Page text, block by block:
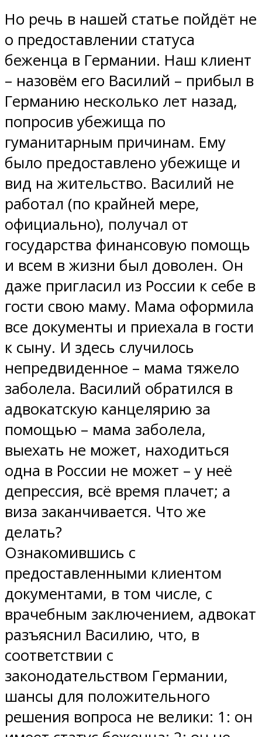
Но речь в нашей статье пойдёт не
о предоставлении статуса
беженца в Германии. Наш клиент
– назовём его Василий – прибыл в
Германию несколько лет назад,
попросив убежища по
гуманитарным причинам. Ему
было предоставлено убежище и
вид на жительство. Василий не
работал (по крайней мере,
официально), получал от
государства финансовую помощь
и всем в жизни был доволен. Он
даже пригласил из России к себе в
гости свою маму. Мама оформила
все документы и приехала в гости
к сыну. И здесь случилось
непредвиденное – мама тяжело
заболела. Василий обратился в
адвокатскую канцелярию за
помощью – мама заболела,
выехать не может, находиться
одна в России не может – у неё
депрессия, всё время плачет; а
виза заканчивается. Что же
делать?
Ознакомившись с
предоставленными клиентом
документами, в том числе, с
врачебным заключением, адвокат
разъяснил Василию, что, в
соответствии с
законодательством Германии,
шансы для положительного
решения вопроса не велики: 1: он